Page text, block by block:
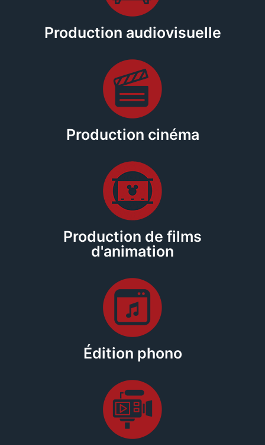
Production audiovisuelle
Production cinéma
Production de films
d'animation
Édition phono